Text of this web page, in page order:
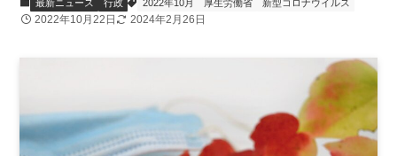
最新ニュース 行政 2022年10月 厚生労働省 新型コロナウイルス
2022年10月22日 2024年2月26日